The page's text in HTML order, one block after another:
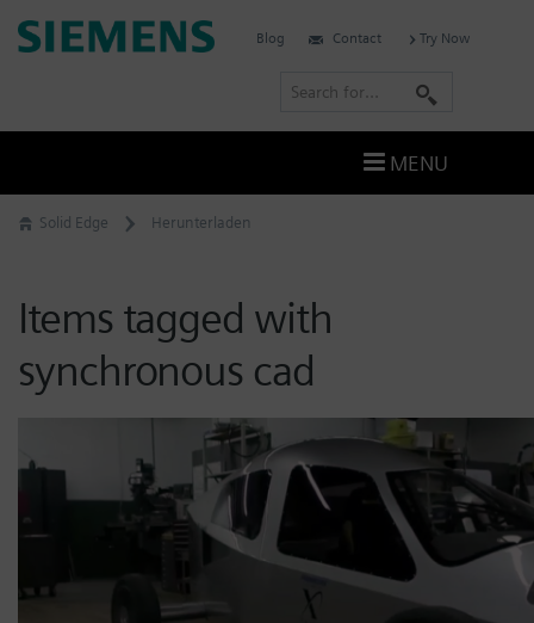
Skip
to
Solid Edge Herunterladen
Items tagged with
synchronous cad
Siemens
Blog Contact Try Now
r
MENU